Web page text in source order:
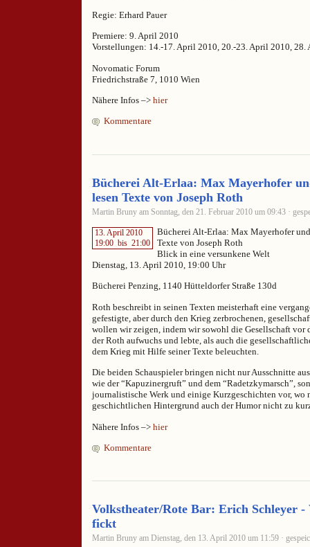
Regie: Erhard Pauer
Premiere: 9. April 2010
Vorstellungen: 14.-17. April 2010, 20.-23. April 2010, 28.
Novomatic Forum
Friedrichstraße 7, 1010 Wien
Nähere Infos –> hier
Kommentare
Bücherei Alt-Erlaa: Max Mayerhofer
lesen Texte von Joseph Roth
Martin Bruny am Sonntag, den 21. Februar 2010 um 09:43 ·
13. April 2010
19:00 bis 21:00
Bücherei Alt-Erlaa: Max Mayerhofer
Texte von Joseph Roth
Blick in eine versunkene Welt
Dienstag, 13. April 2010, 19:00 Uhr
Bücherei Penzing, 1140 Hütteldorfer Straße 130d
Roth beschreibt in seinen Texten meisterhaft eine
gefestigte, aber durch den Krieg zerbrochenen,
wollen wir zeigen, indem wir sowohl die Gesellschaft vor
der Roth aufwuchs und lebte, als auch die
dem Krieg mit Hilfe seiner Texte beleuchten.
Die beiden Schauspieler bringen nicht nur Ausschnitte
wie der “Kapuzinergruft” und dem “Radetzkymarsch”,
journalistische Werk und einige Kurzgeschichten vor, wo
geschichtlichen Hintergrund auch der Humor nicht zu
Nähere Infos –> hier
Kommentare
Volkstheater/Rote Bar: Erich Schleyer -
fickt
Martin Bruny am Dienstag, den 13. April 2010 um 11:59 ·